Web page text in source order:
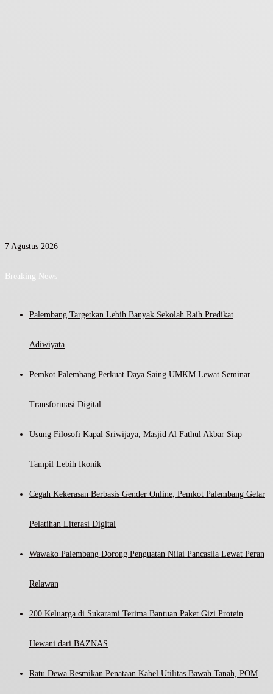
7 Agustus 2026
Breaking News
Palembang Targetkan Lebih Banyak Sekolah Raih Predikat
Adiwiyata
Pemkot Palembang Perkuat Daya Saing UMKM Lewat Seminar
Transformasi Digital
Usung Filosofi Kapal Sriwijaya, Masjid Al Fathul Akbar Siap
Tampil Lebih Ikonik
Cegah Kekerasan Berbasis Gender Online, Pemkot Palembang Gelar
Pelatihan Literasi Digital
Wawako Palembang Dorong Penguatan Nilai Pancasila Lewat Peran
Relawan
200 Keluarga di Sukarami Terima Bantuan Paket Gizi Protein
Hewani dari BAZNAS
Ratu Dewa Resmikan Penataan Kabel Utilitas Bawah Tanah, POM